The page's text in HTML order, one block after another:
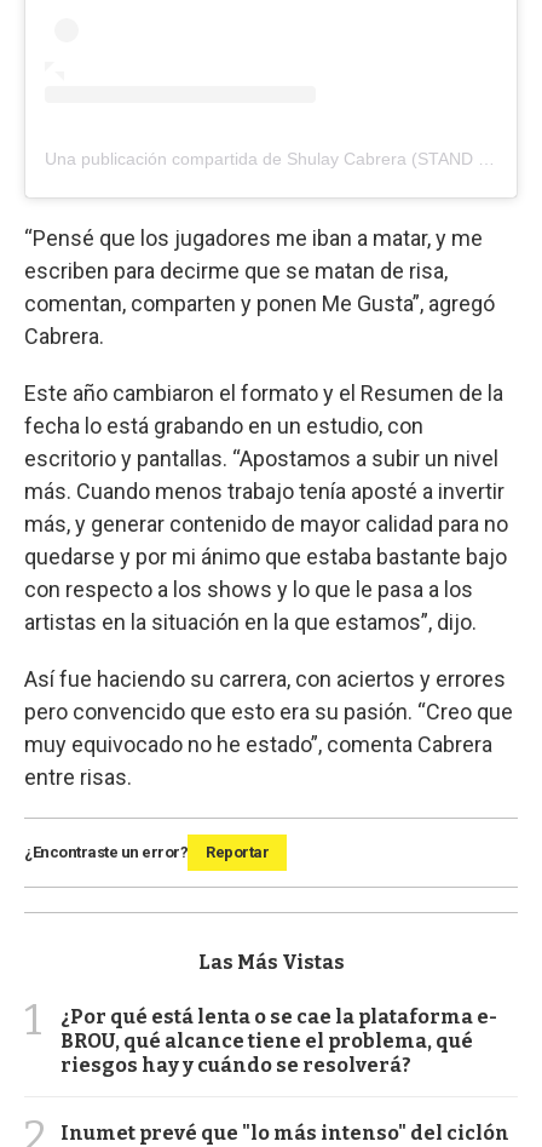
“Pensé que los jugadores me iban a matar, y me
escriben para decirme que se matan de risa,
comentan, comparten y ponen Me Gusta”, agregó
Cabrera.
Este año cambiaron el formato y el Resumen de la
fecha lo está grabando en un estudio, con
escritorio y pantallas. “Apostamos a subir un nivel
más. Cuando menos trabajo tenía aposté a invertir
más, y generar contenido de mayor calidad para no
quedarse y por mi ánimo que estaba bastante bajo
con respecto a los shows y lo que le pasa a los
artistas en la situación en la que estamos”, dijo.
Así fue haciendo su carrera, con aciertos y errores
pero convencido que esto era su pasión. “Creo que
muy equivocado no he estado”, comenta Cabrera
entre risas.
¿Encontraste un error? Reportar
Las Más Vistas
1
¿Por qué está lenta o se cae la plataforma e-
BROU, qué alcance tiene el problema, qué
riesgos hay y cuándo se resolverá?
2
Inumet prevé que "lo más intenso" del ciclón